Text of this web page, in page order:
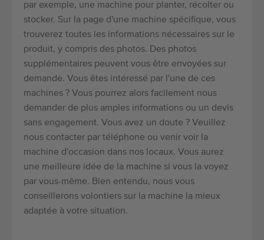
par exemple, une machine pour planter, récolter ou
stocker. Sur la page d'une machine spécifique, vous
trouverez toutes les informations nécessaires sur le
produit, y compris des photos. Des photos
supplémentaires peuvent vous être envoyées sur
demande. Vous êtes intéressé par l'une de ces
machines ? Vous pourrez alors facilement nous
demander de plus amples informations ou un devis
sans engagement. Vous avez un doute ? Veuillez
nous contacter par téléphone ou venir voir la
machine d'occasion dans nos locaux. Vous aurez
une meilleure idée de la machine si vous la voyez
par vous-même. Bien entendu, nous vous
conseillerons volontiers sur la machine la mieux
adaptée à votre situation.